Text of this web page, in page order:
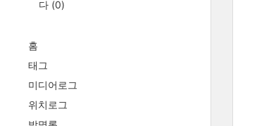
다 (0)
홈
태그
미디어로그
위치로그